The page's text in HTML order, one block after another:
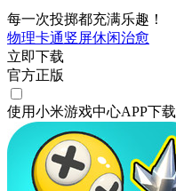
每一次投掷都充满乐趣！
物理卡通竖屏休闲治愈
立即下载
官方正版
使用小米游戏中心APP下载